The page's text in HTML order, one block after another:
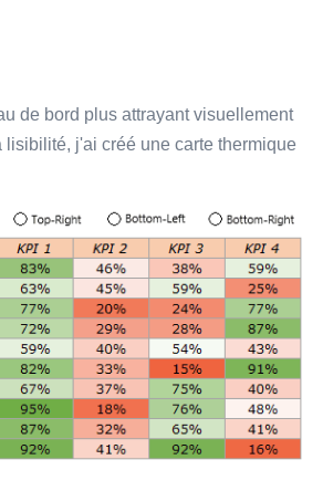
de bord plus attrayant visuellement
lisibilité, j'ai créé une carte thermique